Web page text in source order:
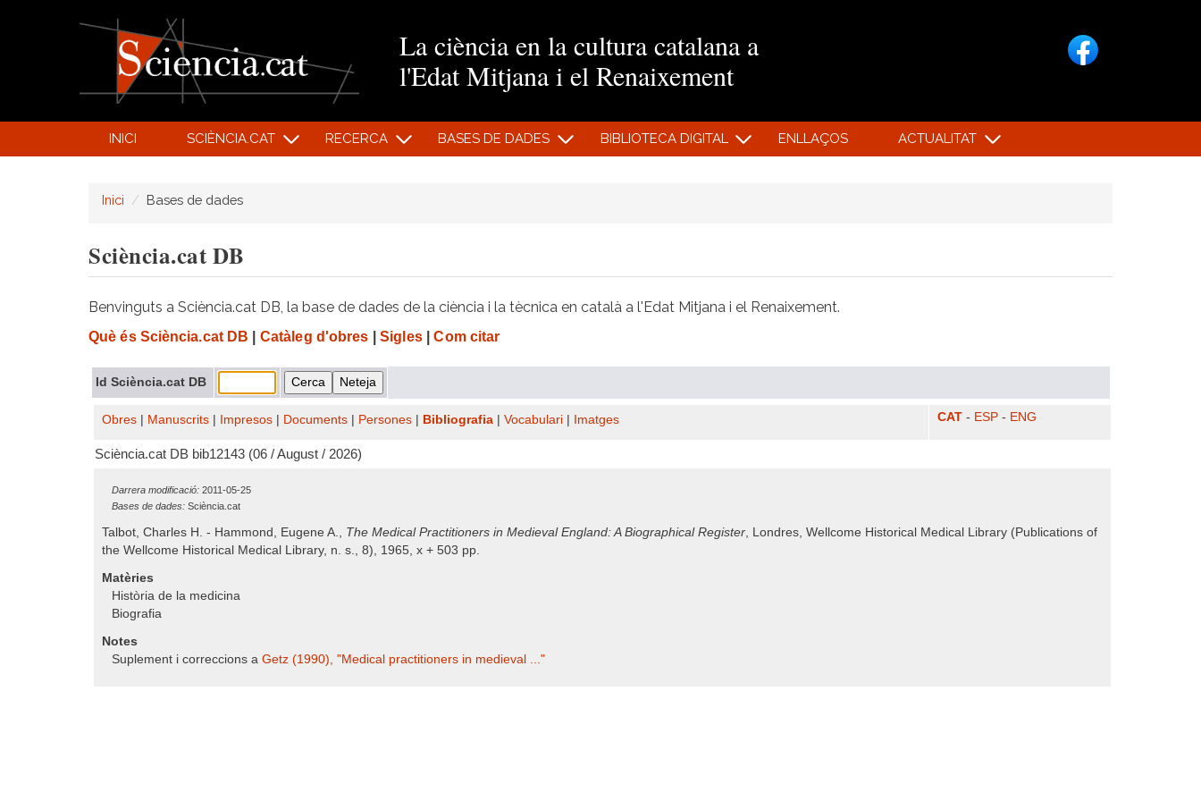
La ciència en la cultura catalana a
l'Edat Mitjana i el Renaixement
INICI SCIÈNCIA.CAT RECERCA BASES DE DADES BIBLIOTECA DIGITAL ENLLAÇOS ACTUALITAT
Inici Bases de dades
Sciència.cat DB
Benvinguts a Sciència.cat DB, la base de dades de la ciència i la tècnica en català a l'Edat Mitjana i el Renaixement.
Què és Sciència.cat DB Catàleg d'obres Sigles| Com citar
Id Sciència.cat DB
Obres Manuscrits Impresos Documents Persones Bibliografia Vocabulari Imatges CAT - ESP - ENG
Sciència.cat DB bib12143 (06 / August / 2026)
Darrera modificació: 2011-05-25
Bases de dades: Sciència.cat
Talbot, Charles H. - Hammond, Eugene A., The Medical Practitioners in Medieval England: A Biographical Register, Londres, Wellcome Historical Medical Library (Publications of
the Wellcome Historical Medical Library, n. s., 8), 1965, x + 503 pp.
Matèries
Història de la medicina
Biografia
Notes
Suplement i correccions a Getz (1990), "Medical practitioners in medieval ..."